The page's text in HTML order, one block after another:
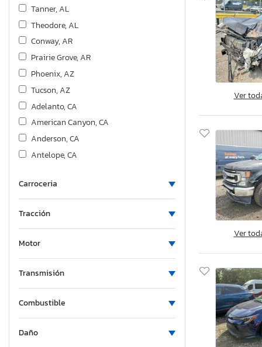
Tanner, AL
Theodore, AL
Conway, AR
Prairie Grove, AR
Phoenix, AZ
Tucson, AZ
Adelanto, CA
American Canyon, CA
Anderson, CA
Antelope, CA
Colton, CA
Hayward, CA
Mentone, CA
Sacramento, CA
San Diego, CA
San Martin, CA
Carroceria
Tracción
Motor
Transmisión
Combustible
Daño
Ver
Ver